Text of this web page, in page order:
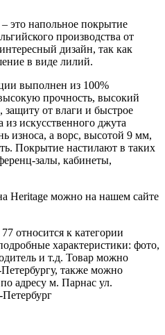
это напольное покрытие
производства от
дизайн, так как
в виде лилий.
выполнен из 100%
прочность, высокий
защиту от влаги и быстрое
искусственного джута
износа, а ворс, высотой 9 мм,
Покрытие настилают в таких
залы, кабинеты,
Heritage можно на нашем сайте
относится к категории
характеристики: фото,
и т.д. Товар можно
также можно
адресу м. Парнас ул.